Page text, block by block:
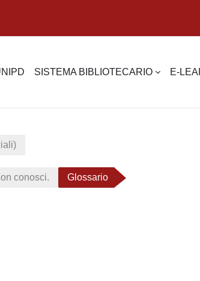
SISTEMA BIBLIOTECARIO E-
conosci. Glossario